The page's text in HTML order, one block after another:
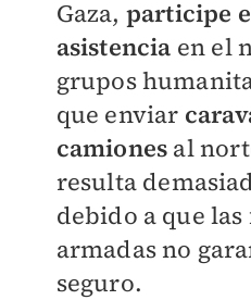
Gaza, participe
asistencia en el
grupos
que enviar
camiones al
resulta
debido a que
armadas no
seguro.